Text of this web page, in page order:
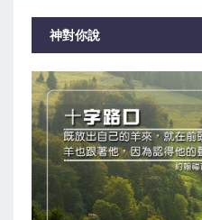
神對你說